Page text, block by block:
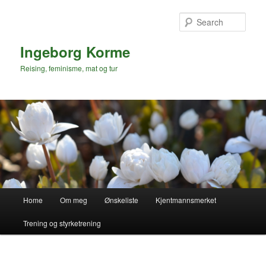
Ingeborg Korme
Reising, feminisme, mat og tur
Home Om meg Ønskeliste Kjentmannsmerket
Trening og styrketrening